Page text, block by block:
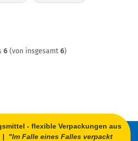
6(von insgesamt 6)
- flexible Verpackungen aus
| "Im Falle eines Falles verpackt